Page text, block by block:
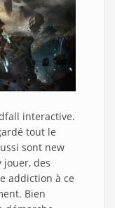
interactive.
tout le
sont new
jouer, des
addiction à ce
Bien